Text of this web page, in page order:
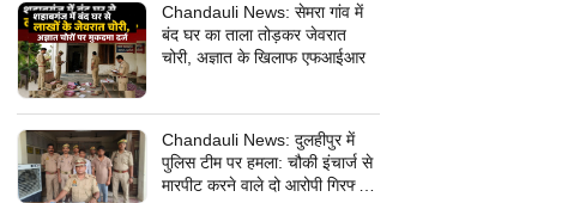
Chandauli News: सेमरा गांव में
बंद घर का ताला तोड़कर जेवरात
चोरी, अज्ञात के खिलाफ एफआईआर
Chandauli News: दुलहीपुर में
पुलिस टीम पर हमला: चौकी इंचार्ज से
मारपीट करने वाले दो आरोपी गिरफ्तार,